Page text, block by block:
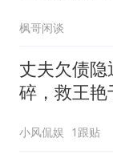
枫哥闲谈
丈夫欠债
碎，救王艳
小风侃娱 1跟贴